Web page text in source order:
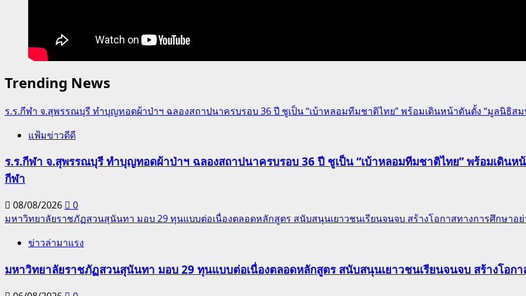
Trending News
ร.ร.กีฬา จ.สุพรรณบุรี ทำบุญทอดผ้าป่าฯ ฉลองสถาปนาครบรอบ 36 ปี ชูเป็น “เบ้าหลอมทีมชาติไทย” พร้อมเดินหน้าดันตั้ง “มูลนิธิส
แฟ้มข่าวดีดี
ร.ร.กีฬา จ.สุพรรณบุรี ทำบุญทอดผ้าป่าฯ ฉลองสถาปนาครบรอบ 36 ปี ชูเป็น “เบ้าหลอมทีมชาติไทย” พร้อมเดินห
กีฬา
08/08/2026
0
มหาวิทยาลัยราชภัฏสวนสุนันทา มอบ 29 ทุนแบบต่อเนื่องตลอดหลักสูตร สนับสนุนเยาวชนเรียนจนจบ สร้างโอกาสทางการศึกษาอย่
ข่าวล่ามาแรง
มหาวิทยาลัยราชภัฏสวนสุนันทา มอบ 29 ทุนแบบต่อเนื่องตลอดหลักสูตร สนับสนุนเยาวชนเรียนจนจบ สร้างโอกา